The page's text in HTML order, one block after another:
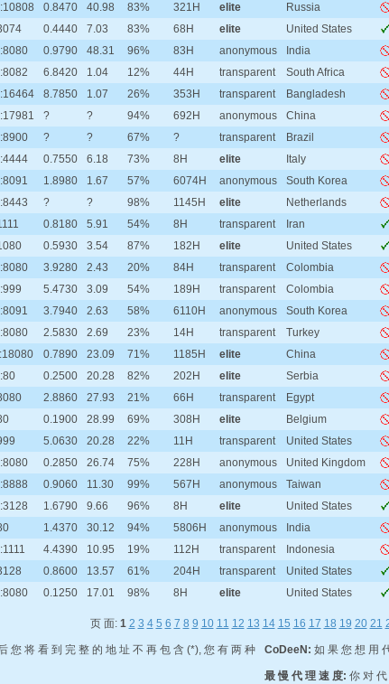
0.8470 40.98 83% 321H elite Russia
0.4440 7.03 83% 68H elite United States
0.9790 48.31 96% 83H anonymous India
6.8420 1.04 12% 44H transparent South Africa
8.7850 1.07 26% 353H transparent Bangladesh
? ? 94% 692H anonymous China
? ? 67% ? transparent Brazil
0.7550 6.18 73% 8H elite Italy
1.8980 1.67 57% 6074H anonymous South Korea
? ? 98% 1145H elite Netherlands
0.8180 5.91 54% 8H transparent Iran
0.5930 3.54 87% 182H elite United States
3.9280 2.43 20% 84H transparent Colombia
5.4730 3.09 54% 189H transparent Colombia
3.7940 2.63 58% 6110H anonymous South Korea
2.5830 2.69 23% 14H transparent Turkey
0.7890 23.09 71% 1185H elite China
0.2500 20.28 82% 202H elite Serbia
2.8860 27.93 21% 66H transparent Egypt
0.1900 28.99 69% 308H elite Belgium
5.0630 20.28 22% 11H transparent United States
0.2850 26.74 75% 228H anonymous United Kingdom
0.9060 11.30 99% 567H anonymous Taiwan
1.6790 9.66 96% 8H elite United States
1.4370 30.12 94% 5806H anonymous India
4.4390 10.95 19% 112H transparent Indonesia
0.8600 13.57 61% 204H transparent United States
0.1250 17.01 98% 8H elite United States
页 面: 1 2 3 4 5 6 7 8 9 10 11 12 13 14 15 16 17 18 19 20 21
您 将 看 到 完 整 的 地 址 不 再 包 含 (*), 您 有 两 种
CoDeeN: 如 果 您 想 用
最 慢 代 理 速 度: 你 对